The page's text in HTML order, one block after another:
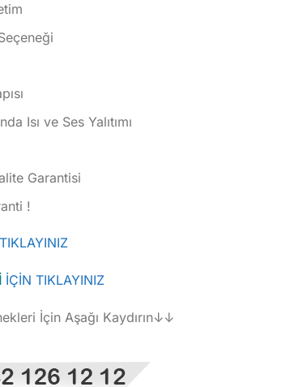
Isı ve Ses Yalıtımı
Garantisi
!
İÇİN TIKLAYINIZ
İçin Aşağı Kaydırın↓↓